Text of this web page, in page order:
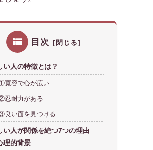
目次
い人の特徴とは？
寛容で心が広い
忍耐力がある
良い面を見つける
い人が関係を絶つ7つの理由
理的背景